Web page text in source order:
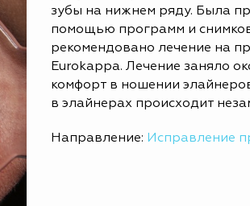
зубы на нижнем ряду. Была
помощью программ и
рекомендовано лечение на
Eurokappa. Лечение заняло
комфорт в ношении
в элайнерах происходит
Направление: Исправление